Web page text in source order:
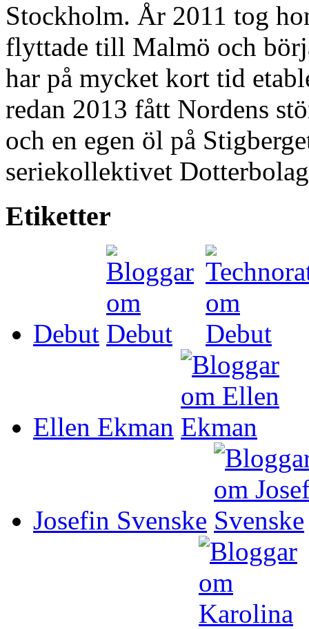
Stockholm. År 2011 tog
flyttade till Malmö och
har på mycket kort tid
redan 2013 fått Nordens
och en egen öl på
seriekollektivet
Etiketter
Debut
Ellen Ekman
Josefin Svenske